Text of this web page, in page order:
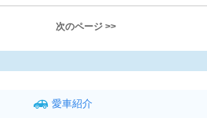
次のページ >>
愛車紹介